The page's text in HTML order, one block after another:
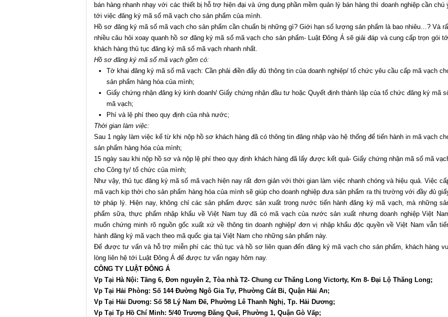
bán hàng nhanh nhạy với các thiết bị hỗ trợ hiện đại và ứng dụng phần mềm quản lý bán hàng thì doanh nghiệp cần chú
tới việc đăng ký mã số mã vạch cho sản phẩm của mình.
Hồ sơ đăng ký mã số mã vạch cho sản phẩm cần chuẩn bị những gì? Giới hạn số lượng sản phẩm là bao nhiêu…? Và
nhiều câu hỏi xoay quanh hồ sơ đăng ký mã số mã vạch cho sản phẩm- Luật Đông Á sẽ giải đáp và cung cấp trọn gói
khách hàng thủ tục đăng ký mã số mã vạch nhanh nhất.
Hồ sơ đăng ký mã số mã vạch gồm có:
Tờ khai đăng ký mã số mã vạch: Cần phải điền đẩy đủ thông tin của doanh nghiệp/ tổ chức yêu cầu cấp mã vạch
sản phẩm hàng hóa của mình;
Giấy chứng nhận đăng ký kinh doanh/ Giấy chứng nhận đầu tư hoặc Quyết định thành lập của tổ chức đăng ký mã
mã vạch;
Phí và lệ phí theo quy định của nhà nước;
Thời gian làm việc:
Sau 1 ngày làm việc kể từ khi nộp hồ sơ khách hàng đã có thông tin đăng nhập vào hệ thống để tiến hành in mã vạch
sản phẩm hàng hóa của mình;
15 ngày sau khi nộp hồ sơ và nộp lệ phí theo quy định khách hàng đã lấy được kết quả- Giấy chứng nhận mã số mã
cho Công ty/ tổ chức của mình;
Như vậy, thủ tục đăng ký mã số mã vạch hiện nay rất đơn giản với thời gian làm việc nhanh chóng và hiệu quả. Việc
mã vạch kịp thời cho sản phẩm hàng hóa của mình sẽ giúp cho doanh nghiệp đưa sản phẩm ra thị trường với đầy đủ
tờ pháp lý. Hiện nay, không chỉ các sản phẩm được sản xuất trong nước tiến hành đăng ký mã vạch, mà những
phẩm sữa, thực phẩm nhập khẩu về Việt Nam tuy đã có mã vạch của nước sản xuất nhưng doanh nghiệp Việt
muốn chứng minh rõ nguồn gốc xuất xứ về thông tin doanh nghiệp/ đơn vị nhập khẩu độc quyền về Việt Nam vẫn
hành đăng ký mã vạch theo mã quốc gia tại Việt Nam cho những sản phẩm này.
Để được tư vấn và hỗ trợ miễn phí các thủ tục và hồ sơ liên quan đến đăng ký mã vạch cho sản phẩm, khách hàng
lòng liên hệ tới Luật Đông Á để được tư vấn ngay hôm nay.
CÔNG TY LUẬT ĐÔNG Á
Vp Tại Hà Nội: Tầng 6, Đơn nguyên 2, Tòa nhà T2- Chung cư Thăng Long Victorty, Km 8- Đại Lộ Thăng Long;
Vp Tại Hải Phòng: Số 144 Đường Ngô Gia Tự, Phường Cát Bi, Quận Hải An;
Vp Tại Hải Dương: Số 58 Lý Nam Đế, Phường Lê Thanh Nghị, Tp. Hải Dương;
Vp Tại Tp Hồ Chí Minh: 5/40 Trương Đăng Quế, Phường 1, Quận Gò Vấp;